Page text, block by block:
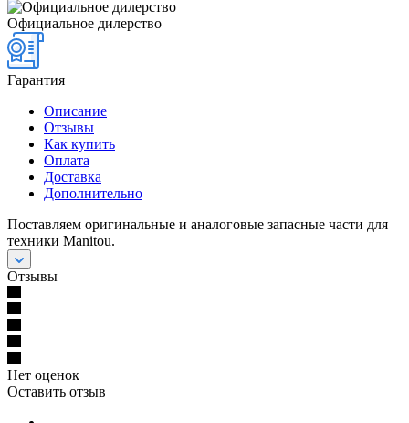
Официальное дилерство
Гарантия
Описание
Отзывы
Как купить
Оплата
Доставка
Дополнительно
Поставляем оригинальные и аналоговые запасные части для
техники Manitou.
Отзывы
Нет оценок
Оставить отзыв